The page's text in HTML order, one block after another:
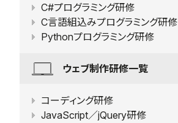
C#プログラミング研修
C言語組込みプログラミング研修
Pythonプログラミング研修
ウェブ制作研修一覧
コーディング研修
JavaScript／jQuery研修